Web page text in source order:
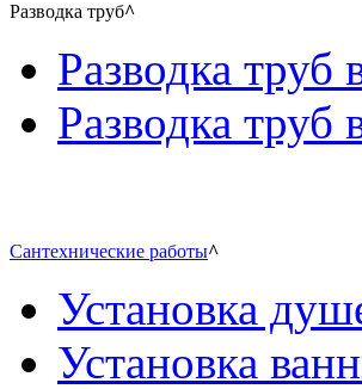
Разводка труб^
Разводка труб
Разводка труб
Сантехнические работы^
Установка
Установка